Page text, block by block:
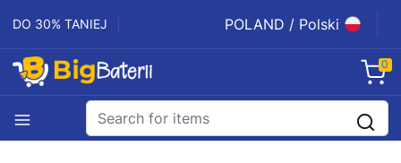
DO 30% TANIEJ POLAND / Polski
0